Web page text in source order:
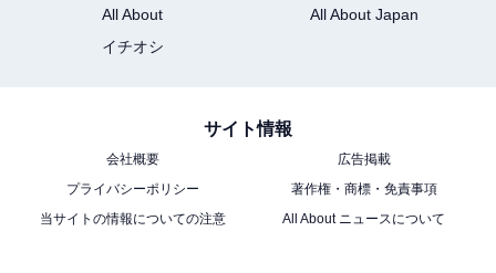
All About
All About Japan
イチオシ
サイト情報
会社概要
広告掲載
プライバシーポリシー
著作権・商標・免責事項
当サイトの情報についての注意
All About ニュースについて